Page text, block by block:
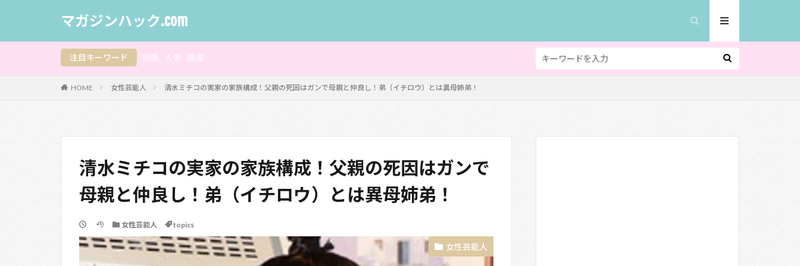
マガジンハック.com
注目キーワード
HOME 女性芸能人 清水ミチコの実家の家族構成！父親の死因はガンで母親と仲良し！弟（イチロウ）とは異母姉弟！
清水ミチコの実家の家族構成！父親の死因はガンで
母親と仲良し！弟（イチロウ）とは異母姉弟！
女性芸能人 topics
女性芸能人